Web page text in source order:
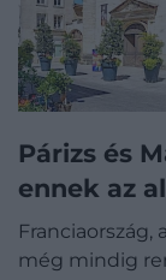
Párizs és
ennek az
Franciaország,
még mindig